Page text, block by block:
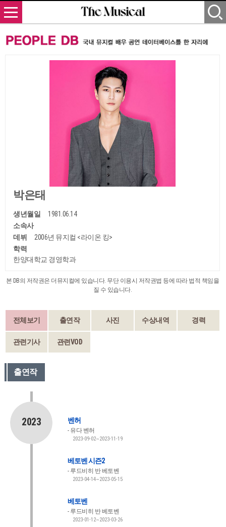
박은태
생년월일
1981.06.14
소속사
데뷔
2006년 뮤지컬 <라이온 킹>
학력
한양대학교 경영학과
본 DB의 저작권은 더뮤지컬에 있습니다. 무단 이용시 저작권법 등에 따라 법적 책임을
질 수 있습니다.
전체보기 출연작 사진 수상내역 경력
관련기사 관련VOD
출연작
2023 벤허
유다 벤허
2023-09-02~2023-11-19
베토벤 시즌2
루드비히 반 베토벤
2023-04-14~2023-05-15
베토벤
루드비히 반 베토벤
2023-01-12~2023-03-26